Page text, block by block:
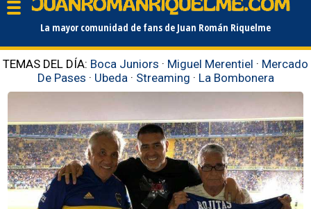
La mayor comunidad de fans de Juan Román Riquelme
TEMAS DEL DÍA: Boca Juniors · Miguel Merentiel · Mercado
De Pases · Ubeda · Streaming · La Bombonera